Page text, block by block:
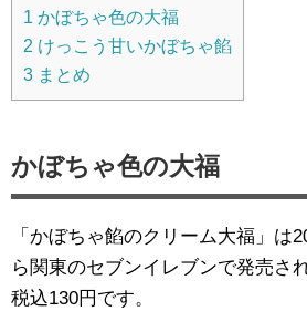
1 かぼちゃ色の大福
2 けっこう甘いかぼちゃ餡
3 まとめ
かぼちゃ色の大福
「かぼちゃ餡のクリーム大福」は
ら関東のセブンイレブンで発売さ
税込130円です。